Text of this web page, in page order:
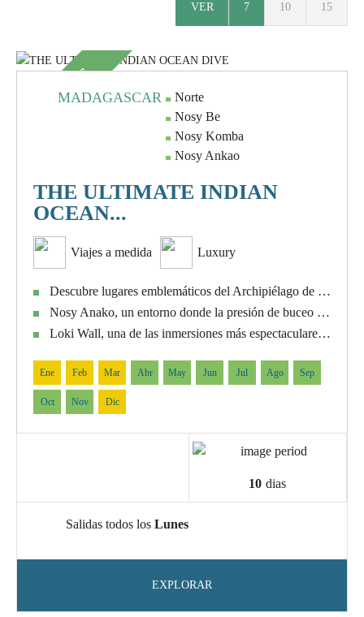
VER 7 10 15
SUBLIME
MADAGASCAR
Norte
Nosy Be
Nosy Komba
Nosy Ankao
THE ULTIMATE INDIAN
OCEAN...
Viajes a medida Luxury
Descubre lugares emblemáticos del Archipiélago de Nosy Be como Nosy Tanikely, Shark Point, Manta Point, Roland Point, Abyss y Les Arche
Nosy Anako, un entorno donde la presión de buceo es prácticamente inexistente
Loki Wall, una de las inmersiones más espectaculares de la zona, con una pared que desciende abruptamente hasta grandes profundidades.
Ene Feb Mar Abr May Jun Jul Ago Sep
Oct Nov Dic
10 dias
Salidas todos los Lunes
EXPLORAR